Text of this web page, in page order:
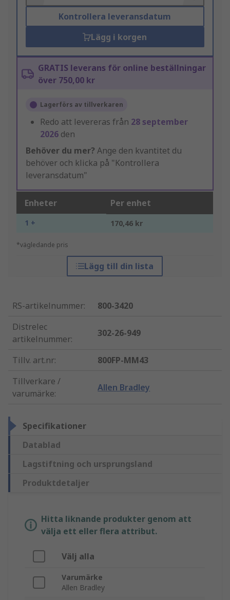
Kontrollera leveransdatum
Lägg i korgen
GRATIS leverans för online beställningar
över 750,00 kr
Lagerförs av tillverkaren
Redo att levereras från 28 september
2026 den
Behöver du mer? Ange den kvantitet du
behöver och klicka på "Kontrollera
leveransdatum"
Enheter Per enhet
1 + 170,46 kr
*vägledande pris
Lägg till din lista
RS-artikelnummer:
800-3420
Distrelec
artikelnummer:
302-26-949
Tillv. art.nr:
800FP-MM43
Tillverkare /
varumärke:
Allen Bradley
Specifikationer
Datablad
Lagstiftning och ursprungsland
Produktdetaljer
Hitta liknande produkter genom att
välja ett eller flera attribut.
Välj alla
Varumärke
Allen Bradley